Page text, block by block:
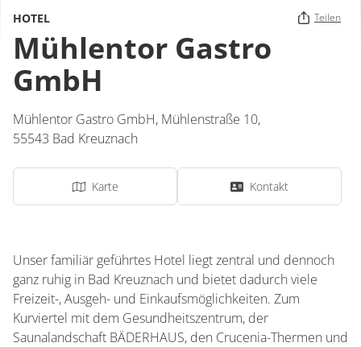
HOTEL Teilen
Mühlentor Gastro
GmbH
Mühlentor Gastro GmbH, Mühlenstraße 10,
55543 Bad Kreuznach
Karte Kontakt
Unser familiär geführtes Hotel liegt zentral und dennoch
ganz ruhig in Bad Kreuznach und bietet dadurch viele
Freizeit-, Ausgeh- und Einkaufsmöglichkeiten. Zum
Kurviertel mit dem Gesundheitszentrum, der
Saunalandschaft BÄDERHAUS, den Crucenia-Thermen und